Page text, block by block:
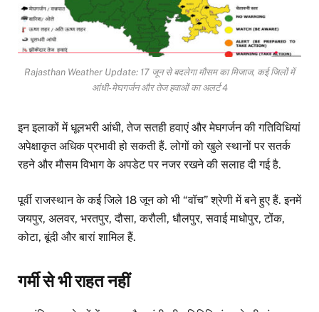
Rajasthan Weather Update: 17 जून से बदलेगा मौसम का मिजाज, कई जिलों में
आंधी-मेघगर्जन और तेज हवाओं का अलर्ट 4
इन इलाकों में धूलभरी आंधी, तेज सतही हवाएं और मेघगर्जन की गतिविधियां
अपेक्षाकृत अधिक प्रभावी हो सकती हैं. लोगों को खुले स्थानों पर सतर्क
रहने और मौसम विभाग के अपडेट पर नजर रखने की सलाह दी गई है.
पूर्वी राजस्थान के कई जिले 18 जून को भी “वॉच” श्रेणी में बने हुए हैं. इनमें
जयपुर, अलवर, भरतपुर, दौसा, करौली, धौलपुर, सवाई माधोपुर, टोंक,
कोटा, बूंदी और बारां शामिल हैं.
गर्मी से भी राहत नहीं